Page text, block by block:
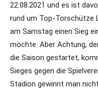
22.08.2021 und es ist
rund um Top-Torschütze
am Samstag einen Sieg
möchte. Aber Achtung,
die Saison gestartet,
Sieges gegen die
Stadion gewinnt man